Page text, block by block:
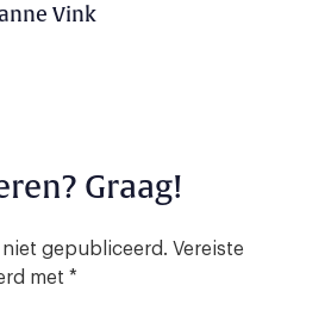
Vink
Graag!
niet gepubliceerd. Vereiste
met *